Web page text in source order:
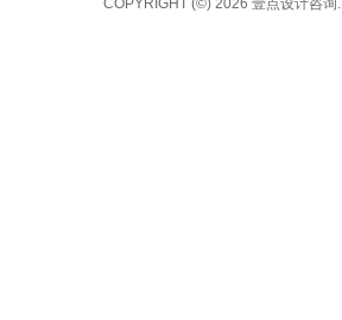
COPYRIGHT (©) 2026 壹点设计咨询.